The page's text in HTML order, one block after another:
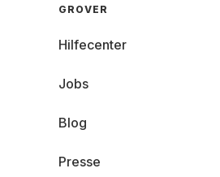
GROVER
Hilfecenter
Jobs
Blog
Presse